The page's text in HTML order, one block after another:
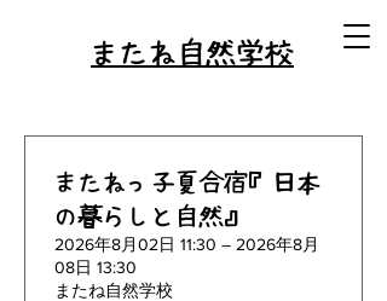
またね自然学校
またねっ子夏合宿『日本
の暮らしと自然』
2026年8月02日 11:30 – 2026年8月
08日 13:30
またね自然学校